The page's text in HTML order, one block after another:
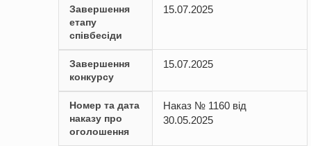
Завершення
етапу
співбесіди
15.07.2025
Завершення
конкурсу
15.07.2025
Номер та дата
наказу про
оголошення
Наказ № 1160 від
30.05.2025